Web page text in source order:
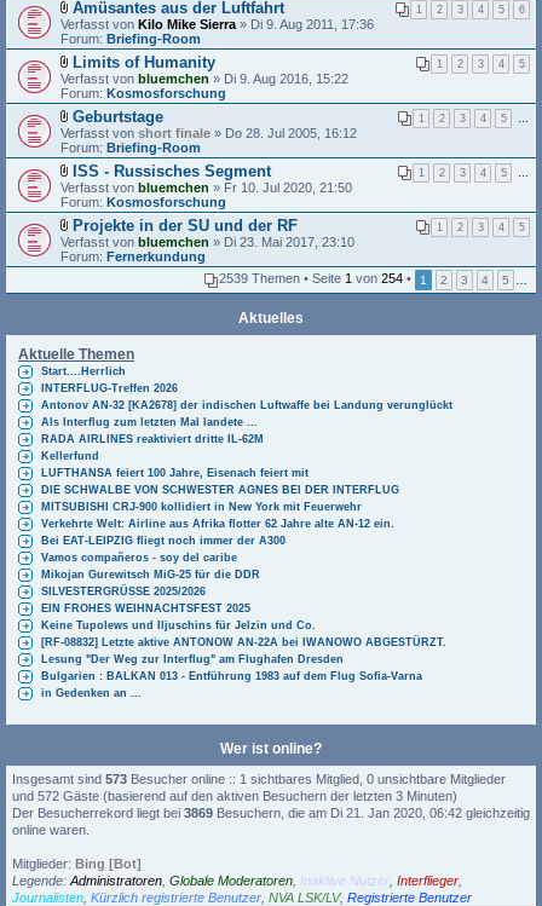
h
a
n
g
e
i
a
n
h
a
n
g
D
a
t
e
i
a
n
h
a
n
g
Amüsantes aus der Luftfahrt 1 2 3 4 5 6
Verfasst von Kilo Mike Sierra » Di 9. Aug 2011, 17:36
Forum: Briefing-Room
D
a
t
e
i
a
n
h
a
n
g
Limits of Humanity 1 2 3 4 5
Verfasst von bluemchen » Di 9. Aug 2016, 15:22
Forum: Kosmosforschung
D
a
t
i
a
n
h
a
n
Geburtstage 1 2 3 4 5
Verfasst von short finale » Do 28. Jul 2005, 16:12
Forum: Briefing-Room
D
a
t
e
i
a
n
ISS - Russisches Segment 1 2 3 4 5
Verfasst von bluemchen » Fr 10. Jul 2020, 21:50
Forum: Kosmosforschung
D
a
t
i
h
a
g
Projekte in der SU und der RF 1 2 3 4 5
Verfasst von bluemchen » Di 23. Mai 2017, 23:10
Forum: Fernerkundung
2539 Themen • Seite 1 von 254 • 1 2 3 4 5
Aktuelles
Aktuelle Themen
Start....Herrlich
INTERFLUG-Treffen 2026
Antonov AN-32 [KA2678] der indischen Luftwaffe bei Landung verunglückt
Als Interflug zum letzten Mal landete ...
RADA AIRLINES reaktiviert dritte IL-62M
Kellerfund
LUFTHANSA feiert 100 Jahre, Eisenach feiert mit
DIE SCHWALBE VON SCHWESTER AGNES BEI DER INTERFLUG
MITSUBISHI CRJ-900 kollidiert in New York mit Feuerwehr
Verkehrte Welt: Airline aus Afrika flotter 62 Jahre alte AN-12 ein.
Bei EAT-LEIPZIG fliegt noch immer der A300
Vamos compañeros - soy del caribe
Mikojan Gurewitsch MiG-25 für die DDR
SILVESTERGRÜSSE 2025/2026
EIN FROHES WEIHNACHTSFEST 2025
Keine Tupolews und Iljuschins für Jelzin und Co.
[RF-08832] Letzte aktive ANTONOW AN-22A bei IWANOWO ABGESTÜRZT.
Lesung "Der Weg zur Interflug" am Flughafen Dresden
Bulgarien : BALKAN 013 - Entführung 1983 auf dem Flug Sofia-Varna
in Gedenken an ...
Wer ist online?
Insgesamt sind 573 Besucher online :: 1 sichtbares Mitglied, 0 unsichtbare Mitglieder
und 572 Gäste (basierend auf den aktiven Besuchern der letzten 3 Minuten)
Der Besucherrekord liegt bei 3869 Besuchern, die am Di 21. Jan 2020, 06:42 gleichzeitig
online waren.
Mitglieder: Bing [Bot]
Legende: Administratoren Globale Moderatoren Inaktive Nutzer Interflieger
Journalisten Kürzlich registrierte Benutzer NVA LSK/LV, Registrierte Benutzer